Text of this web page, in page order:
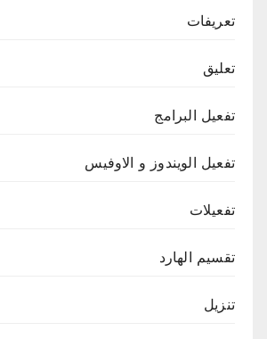
تعريفات
تعليق
تفعيل البرامج
تفعيل الويندوز و الاوفيس
تفعيلات
تقسيم الهارد
تنزيل